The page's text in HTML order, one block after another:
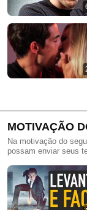
MOTIVAÇÃO
Na motivação do
possam enviar seus